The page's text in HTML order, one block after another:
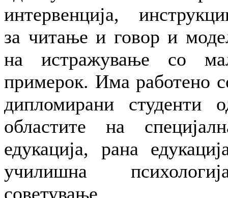
интервенција,
за читање и говор и
на истражување со
примерок. Има работено
дипломирани студенти
областите на
едукација, рана
училишна
советување,